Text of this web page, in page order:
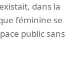
dans la
féminine se
public sans